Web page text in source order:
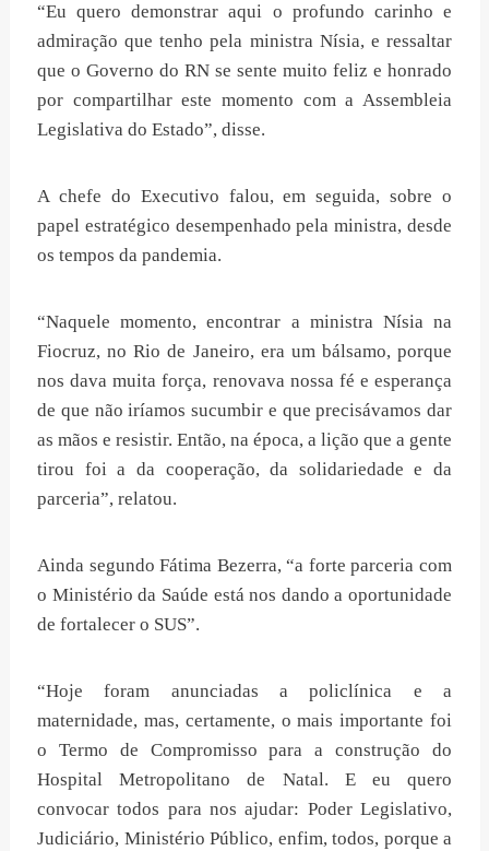
“Eu quero demonstrar aqui o profundo carinho e
admiração que tenho pela ministra Nísia, e ressaltar
que o Governo do RN se sente muito feliz e honrado
por compartilhar este momento com a Assembleia
Legislativa do Estado”, disse.
A chefe do Executivo falou, em seguida, sobre o
papel estratégico desempenhado pela ministra, desde
os tempos da pandemia.
“Naquele momento, encontrar a ministra Nísia na
Fiocruz, no Rio de Janeiro, era um bálsamo, porque
nos dava muita força, renovava nossa fé e esperança
de que não iríamos sucumbir e que precisávamos dar
as mãos e resistir. Então, na época, a lição que a gente
tirou foi a da cooperação, da solidariedade e da
parceria”, relatou.
Ainda segundo Fátima Bezerra, “a forte parceria com
o Ministério da Saúde está nos dando a oportunidade
de fortalecer o SUS”.
“Hoje foram anunciadas a policlínica e a
maternidade, mas, certamente, o mais importante foi
o Termo de Compromisso para a construção do
Hospital Metropolitano de Natal. E eu quero
convocar todos para nos ajudar: Poder Legislativo,
Judiciário, Ministério Público, enfim, todos, porque a